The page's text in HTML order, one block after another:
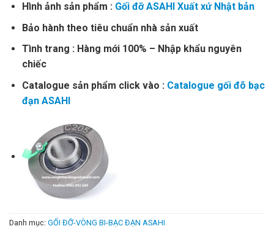
Hình ảnh sản phẩm : Gối đỡ ASAHI Xuất xứ Nhật bản
Bảo hành theo tiêu chuẩn nhà sản xuất
Tình trang : Hàng mới 100% – Nhập khẩu nguyên
chiếc
Catalogue sản phẩm click vào : Catalogue gối đõ bạc
đạn ASAHI
Danh mục: GỐI ĐỠ-VÒNG BI-BẠC ĐẠN ASAHI